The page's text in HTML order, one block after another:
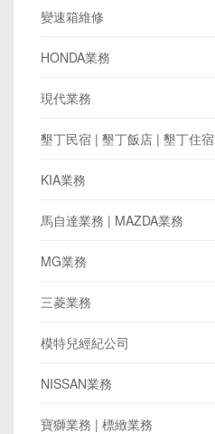
變速箱維修
HONDA業務
現代業務
墾丁民宿 | 墾丁飯店 | 墾丁住宿
KIA業務
馬自達業務 | MAZDA業務
MG業務
三菱業務
模特兒經紀公司
NISSAN業務
寶獅業務 | 標緻業務